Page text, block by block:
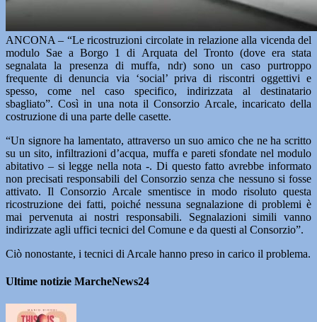
ANCONA – “Le ricostruzioni circolate in relazione alla vicenda del
modulo Sae a Borgo 1 di Arquata del Tronto (dove era stata
segnalata la presenza di muffa, ndr) sono un caso purtroppo
frequente di denuncia via ‘social’ priva di riscontri oggettivi e
spesso, come nel caso specifico, indirizzata al destinatario
sbagliato”. Così in una nota il Consorzio Arcale, incaricato della
costruzione di una parte delle casette.
“Un signore ha lamentato, attraverso un suo amico che ne ha scritto
su un sito, infiltrazioni d’acqua, muffa e pareti sfondate nel modulo
abitativo – si legge nella nota -. Di questo fatto avrebbe informato
non precisati responsabili del Consorzio senza che nessuno si fosse
attivato. Il Consorzio Arcale smentisce in modo risoluto questa
ricostruzione dei fatti, poiché nessuna segnalazione di problemi è
mai pervenuta ai nostri responsabili. Segnalazioni simili vanno
indirizzate agli uffici tecnici del Comune e da questi al Consorzio”.
Ciò nonostante, i tecnici di Arcale hanno preso in carico il problema.
Ultime notizie MarcheNews24